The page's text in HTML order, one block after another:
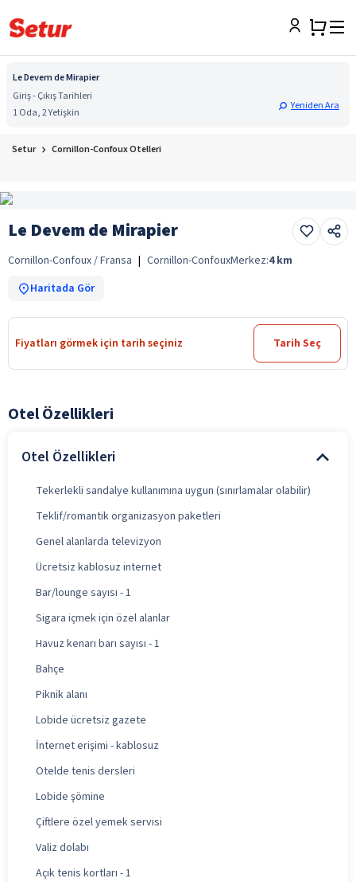
Le Devem de Mirapier
Giriş - Çıkış Tarihleri
1 Oda, 2 Yetişkin
Yeniden Ara
Setur Cornillon-Confoux Otelleri
Le Devem de Mirapier
Cornillon-Confoux / Fransa | Cornillon-ConfouxMerkez:4 km
Haritada Gör
Fiyatları görmek için tarih seçiniz Tarih Seç
Otel Özellikleri
Otel Özellikleri
Tekerlekli sandalye kullanımına uygun (sınırlamalar olabilir)
Teklif/romantik organizasyon paketleri
Genel alanlarda televizyon
Ücretsiz kablosuz internet
Bar/lounge sayısı - 1
Sigara içmek için özel alanlar
Havuz kenarı barı sayısı - 1
Bahçe
Piknik alanı
Lobide ücretsiz gazete
İnternet erişimi - kablosuz
Otelde tenis dersleri
Lobide şömine
Çiftlere özel yemek servisi
Valiz dolabı
Açık tenis kortları - 1